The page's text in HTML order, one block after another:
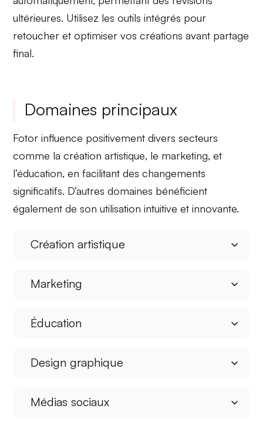
ultérieures. Utilisez lesoutils intégrés pour
retoucher et optimiser vos créations avant partage
final.
Domaines principaux
Fotor influence positivement divers secteurs
comme lacréation artistique, le marketing, et
l’éducation, en facilitant des changements
significatifs. D’autres domaines bénéficient
également de son utilisation intuitive et innovante.
Création artistique
Marketing
Éducation
Design graphique
Médias sociaux